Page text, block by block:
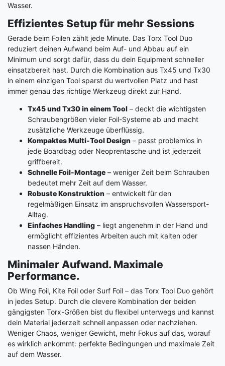
Wasser.
Effizientes Setup für mehr Sessions
Gerade beim Foilen zählt jede Minute. Das Torx Tool Duo
reduziert deinen Aufwand beim Auf- und Abbau auf ein
Minimum und sorgt dafür, dass du dein Equipment schneller
einsatzbereit hast. Durch die Kombination aus Tx45 und Tx30
in einem einzigen Tool sparst du wertvollen Platz und hast
immer genau das richtige Werkzeug direkt zur Hand.
Tx45 und Tx30 in einem Tool – deckt die wichtigsten
Schraubengrößen vieler Foil-Systeme ab und macht
zusätzliche Werkzeuge überflüssig.
Kompaktes Multi-Tool Design – passt problemlos in
jede Boardbag oder Neoprentasche und ist jederzeit
griffbereit.
Schnelle Foil-Montage – weniger Zeit beim Schrauben
bedeutet mehr Zeit auf dem Wasser.
Robuste Konstruktion – entwickelt für den
regelmäßigen Einsatz im anspruchsvollen Wassersport-
Alltag.
Einfaches Handling – liegt angenehm in der Hand und
ermöglicht effizientes Arbeiten auch mit kalten oder
nassen Händen.
Minimaler Aufwand. Maximale
Performance.
Ob Wing Foil, Kite Foil oder Surf Foil – das Torx Tool Duo gehört
in jedes Setup. Durch die clevere Kombination der beiden
gängigsten Torx-Größen bist du flexibel unterwegs und kannst
dein Material jederzeit schnell anpassen oder nachziehen.
Weniger Chaos, weniger Gewicht, mehr Fokus auf das, worauf
es wirklich ankommt: perfekte Bedingungen und maximale Zeit
auf dem Wasser.